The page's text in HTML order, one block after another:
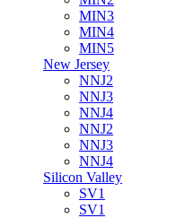
MIN3
MIN4
MIN5
New Jersey
NNJ2
NNJ3
NNJ4
NNJ2
NNJ3
NNJ4
Silicon Valley
SV1
SV1